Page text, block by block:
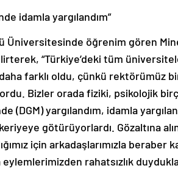
idamla yargılandım”
Üniversitesinde öğrenim gören
“Türkiye’deki tüm
farklı oldu, çünkü rektörümüz bir
Bizler orada fiziki, psikolojik
(DGM) yargılandım, idamla
götürüyorlardı. Gözaltına
için arkadaşlarımızla
rahatsızlık